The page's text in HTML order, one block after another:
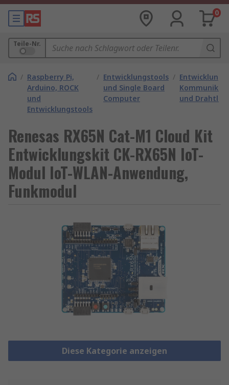
0
Teile-Nr.
/ Raspberry Pi,
Arduino, ROCK
und
Entwicklungstools
/ Entwicklungstools
und Single Board
Computer
/
und Drahtlos
Renesas RX65N Cat-M1 Cloud Kit
Entwicklungskit CK-RX65N IoT-
Modul IoT-WLAN-Anwendung,
Funkmodul
Diese Kategorie anzeigen